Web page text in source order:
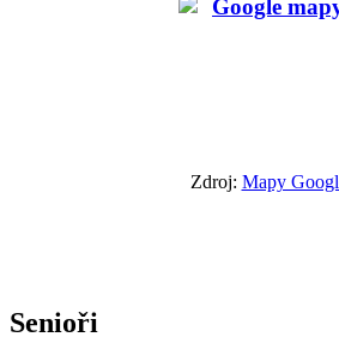
Zdroj: Mapy
Senioři